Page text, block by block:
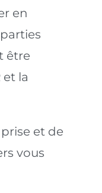
en
être
et la
et de
vous